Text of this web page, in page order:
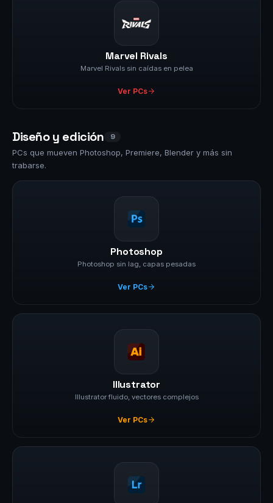
Marvel Rivals
Marvel Rivals sin caídas en pelea
Ver PCs
Diseño y edición
9
PCs que mueven Photoshop, Premiere, Blender y más sin
trabarse.
Photoshop
Photoshop sin lag, capas pesadas
Ver PCs
Illustrator
Illustrator fluido, vectores complejos
Ver PCs